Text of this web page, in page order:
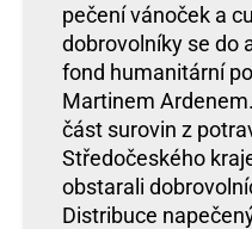
pečení vánoček a
dobrovolníky se do
fond humanitární
Martinem
část surovin z
Středočeského
obstarali
Distribuce